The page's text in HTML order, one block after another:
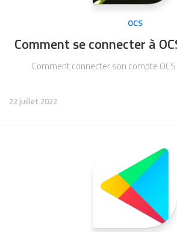
OCS
Comment se connecter à
Comment connecter son compte OCS
22 juillet 2022